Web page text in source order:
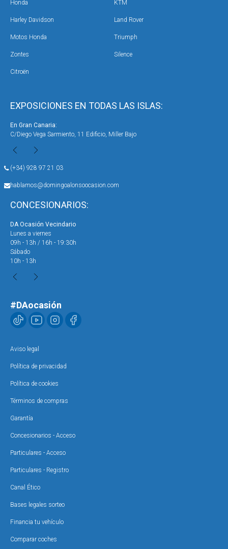
EXPOSICIONES EN TODAS LAS ISLAS:
En Gran Canaria:
C/Diego Vega Sarmiento, 11 Edificio, Miller Bajo
(+34) 928 97 21 03
hablamos@domingoalonsoocasion.com
CONCESIONARIOS:
DA Ocasión Vecindario
Lunes a viernes
09h - 13h / 16h - 19:30h
Sábado
10h - 13h
Honda KTM
Harley Davidson Land Rover
Motos Honda Triumph
Zontes Silence
Citroën
#DAocasión
Aviso legal
Política de privacidad
Política de cookies
Términos de compras
Garantía
Concesionarios - Acceso
Particulares - Acceso
Particulares - Registro
Canal Ético
Bases legales sorteo
Financia tu vehículo
Comparar coches